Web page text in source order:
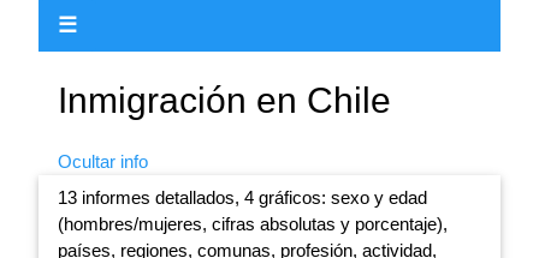
☰
Inmigración en Chile
Ocultar info
13 informes detallados, 4 gráficos: sexo y edad
(hombres/mujeres, cifras absolutas y porcentaje),
países, regiones, comunas, profesión, actividad,